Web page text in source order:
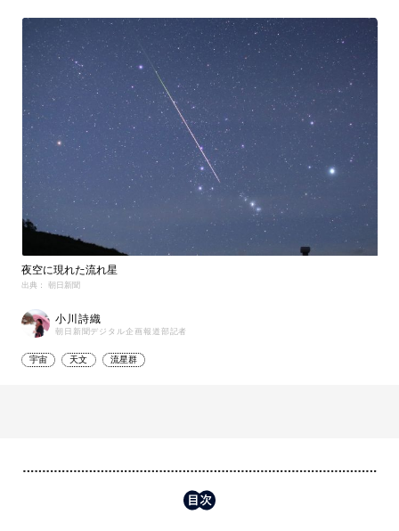
夜空に現れた流れ星
出典： 朝日新聞
小川詩織
朝日新聞デジタル企画報道部記者
宇宙 天文 流星群